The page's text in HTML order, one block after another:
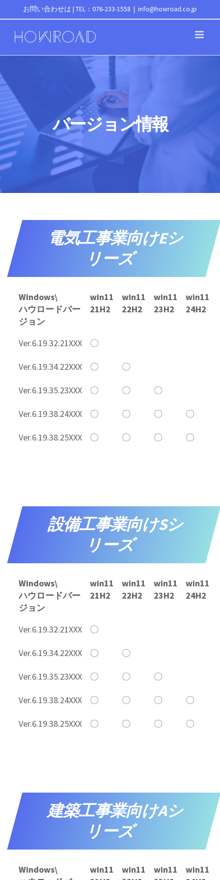
to
content
お問い合わせは | TEL：076-233-1558 | info@howroad.co.jp
バージョン情報
電気工事業向けEシ
リーズ
Windows\
ハウロードバー
ジョン
win11
21H2
win11
22H2
win11
23H2
win11
24H2
Ver.6.19.32.21XXX 〇
Ver.6.19.34.22XXX 〇 〇
Ver.6.19.35.23XXX 〇 〇 〇
Ver.6.19.38.24XXX 〇 〇 〇 〇
Ver.6.19.38.25XXX 〇 〇 〇 〇
設備工事業向けSシ
リーズ
Windows\
ハウロードバー
ジョン
win11
21H2
win11
22H2
win11
23H2
win11
24H2
Ver.6.19.32.21XXX 〇
Ver.6.19.34.22XXX 〇 〇
Ver.6.19.35.23XXX 〇 〇 〇
Ver.6.19.38.24XXX 〇 〇 〇 〇
Ver.6.19.38.25XXX 〇 〇 〇 〇
建築工事業向けAシ
リーズ
Windows\
win11
win11
win11
win11